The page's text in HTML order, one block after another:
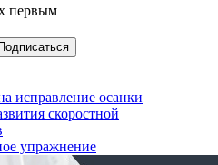
первым
исправление осанки
скоростной
упражнение